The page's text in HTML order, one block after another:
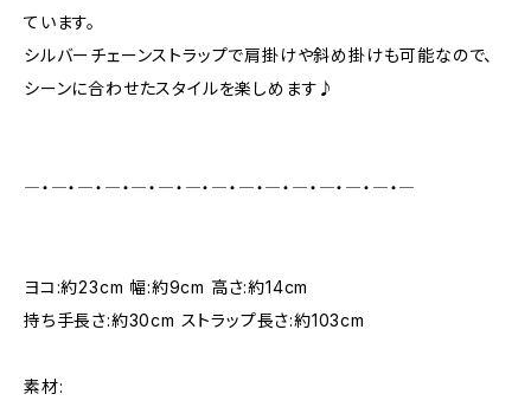
ています。
シルバーチェーンストラップで肩掛けや斜め掛けも可能なので、
シーンに合わせたスタイルを楽しめます♪
―・―・―・―・―・―・―・―・―・―・―・―・―・―・―
ヨコ:約23cm 幅:約9cm 高さ:約14cm
持ち手長さ:約30cm ストラップ長さ:約103cm
素材: